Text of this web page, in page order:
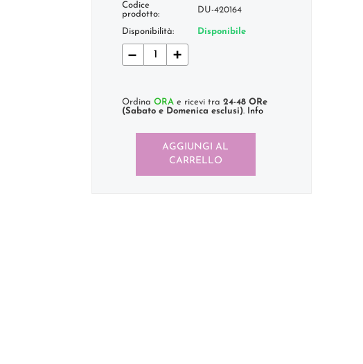
Codice
prodotto:
DU-420164
Disponibilità: Disponibile
+
−
Ordina ORA e ricevi tra 24-48 ORe
(Sabato e Domenica esclusi). Info
AGGIUNGI AL
CARRELLO